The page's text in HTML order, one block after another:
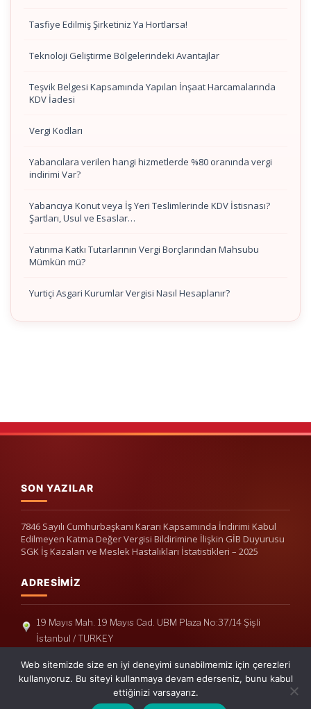
Tasfiye Edilmiş Şirketiniz Ya Hortlarsa!
Teknoloji Geliştirme Bölgelerindeki Avantajlar
Teşvik Belgesi Kapsamında Yapılan İnşaat Harcamalarında
KDV İadesi
Vergi Kodları
Yabancılara verilen hangi hizmetlerde %80 oranında vergi
indirimi Var?
Yabancıya Konut veya İş Yeri Teslimlerinde KDV İstisnası?
Şartları, Usul ve Esaslar…
Yatırıma Katkı Tutarlarının Vergi Borçlarından Mahsubu
Mümkün mü?
Yurtiçi Asgari Kurumlar Vergisi Nasıl Hesaplanır?
SON YAZILAR
7846 Sayılı Cumhurbaşkanı Kararı Kapsamında İndirimi Kabul
Edilmeyen Katma Değer Vergisi Bildirimine İlişkin GİB Duyurusu
SGK İş Kazaları ve Meslek Hastalıkları İstatistikleri – 2025
ADRESIMIZ
19 Mayıs Mah. 19 Mayıs Cad. UBM Plaza No:37/14 Şişli
İstanbul / TURKEY
Telefon: +90(212) 240 33 39
Telefon: +90(212) 248 19 36
info@erisymm.com
Web sitemizde size en iyi deneyimi sunabilmemiz için çerezleri
kullanıyoruz. Bu siteyi kullanmaya devam ederseniz, bunu kabul
ettiğinizi varsayarız.